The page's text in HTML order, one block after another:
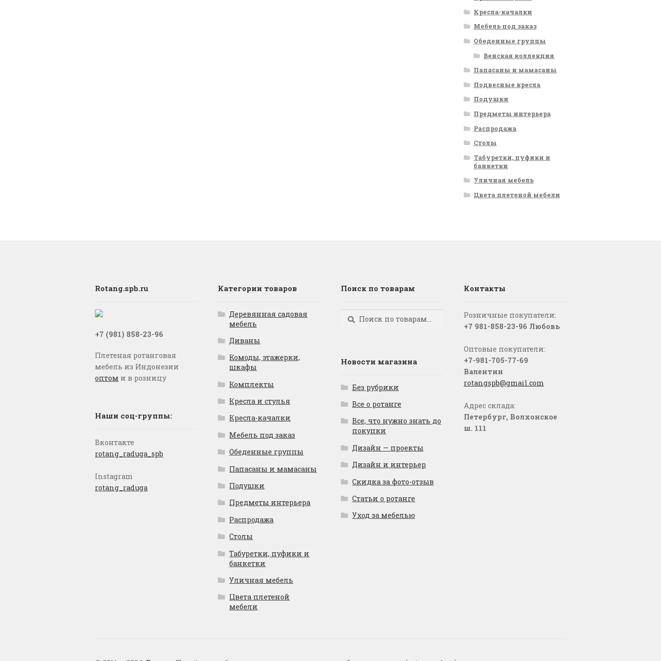
Кресла-качалки
Мебель под заказ
Обеденные группы
Венская коллекция
Папасаны и мамасаны
Подвесные кресла
Подушки
Предметы интерьера
Распродажа
Столы
Табуретки, пуфики и
банкетки
Уличная мебель
Цвета плетеной мебели
Rotang.spb.ru
+7 (981) 858-23-96
Плетеная ротанговая
мебель из Индонезии
оптом и в розницу
Наши соц-группы:
Вконтакте
rotang_raduga_spb
Instagram
rotang_raduga
Категории товаров
Деревянная садовая
мебель
Диваны
Комоды, этажерки,
шкафы
Комплекты
Кресла и стулья
Кресла-качалки
Мебель под заказ
Обеденные группы
Папасаны и мамасаны
Подушки
Предметы интерьера
Распродажа
Столы
Табуретки, пуфики и
банкетки
Уличная мебель
Цвета плетеной
мебели
Поиск по товарам
Искать:
Поиск
Новости магазина
Без рубрики
Все о ротанге
Все, что нужно знать до
покупки
Дизайн — проекты
Дизайн и интерьер
Скидка за фото-отзыв
Статьи о ротанге
Уход за мебелью
Контакты
Розничные покупатели:
+7 981-858-23-96 Любовь
Оптовые покупатели:
+7-981-705-77-69
Валентин
rotangspb@gmail.com
Адрес склада:
Петербург, Волхонское
ш. 111